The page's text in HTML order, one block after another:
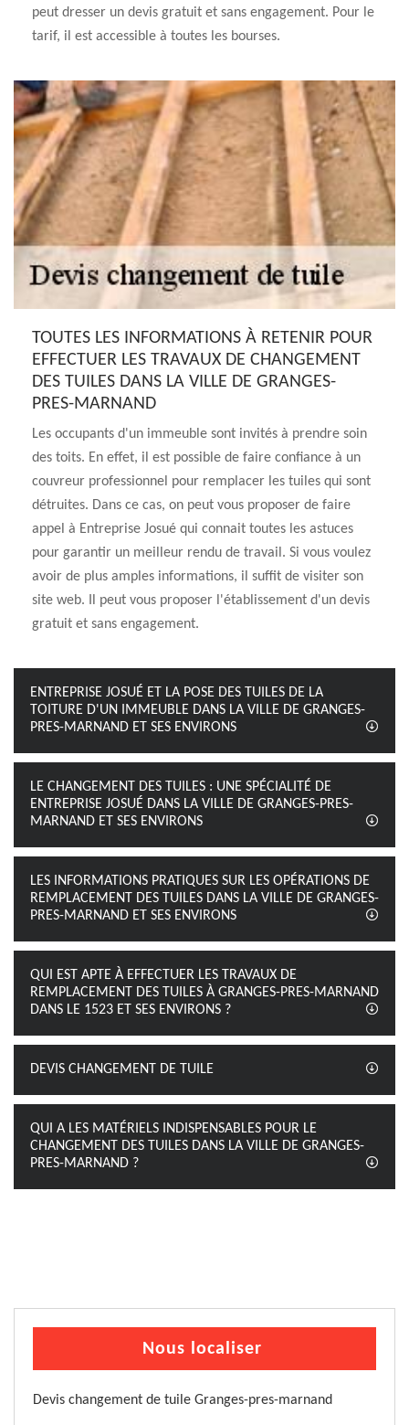
peut dresser un devis gratuit et sans engagement. Pour le
tarif, il est accessible à toutes les bourses.
TOUTES LES INFORMATIONS À RETENIR POUR
EFFECTUER LES TRAVAUX DE CHANGEMENT
DES TUILES DANS LA VILLE DE GRANGES-
PRES-MARNAND
Les occupants d'un immeuble sont invités à prendre soin
des toits. En effet, il est possible de faire confiance à un
couvreur professionnel pour remplacer les tuiles qui sont
détruites. Dans ce cas, on peut vous proposer de faire
appel à Entreprise Josué qui connait toutes les astuces
pour garantir un meilleur rendu de travail. Si vous voulez
avoir de plus amples informations, il suffit de visiter son
site web. Il peut vous proposer l'établissement d'un devis
gratuit et sans engagement.
ENTREPRISE JOSUÉ ET LA POSE DES TUILES DE LA
TOITURE D'UN IMMEUBLE DANS LA VILLE DE GRANGES-
PRES-MARNAND ET SES ENVIRONS
LE CHANGEMENT DES TUILES : UNE SPÉCIALITÉ DE
ENTREPRISE JOSUÉ DANS LA VILLE DE GRANGES-PRES-
MARNAND ET SES ENVIRONS
LES INFORMATIONS PRATIQUES SUR LES OPÉRATIONS DE
REMPLACEMENT DES TUILES DANS LA VILLE DE GRANGES-
PRES-MARNAND ET SES ENVIRONS
QUI EST APTE À EFFECTUER LES TRAVAUX DE
REMPLACEMENT DES TUILES À GRANGES-PRES-MARNAND
DANS LE 1523 ET SES ENVIRONS ?
DEVIS CHANGEMENT DE TUILE
QUI A LES MATÉRIELS INDISPENSABLES POUR LE
CHANGEMENT DES TUILES DANS LA VILLE DE GRANGES-
PRES-MARNAND ?
Nous localiser
Devis changement de tuile Granges-pres-marnand